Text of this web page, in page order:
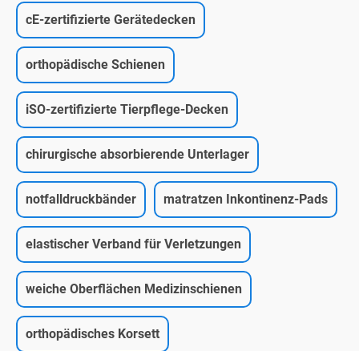
cE-zertifizierte Gerätedecken
orthopädische Schienen
iSO-zertifizierte Tierpflege-Decken
chirurgische absorbierende Unterlager
notfalldruckbänder matratzen Inkontinenz-Pads
elastischer Verband für Verletzungen
weiche Oberflächen Medizinschienen
orthopädisches Korsett